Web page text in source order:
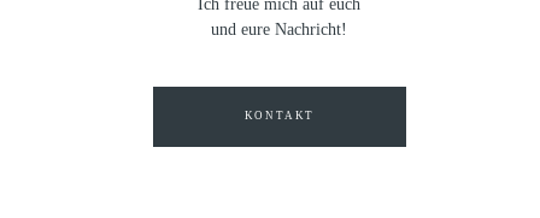
Ich freue mich auf euch
und eure Nachricht!
KONTAKT